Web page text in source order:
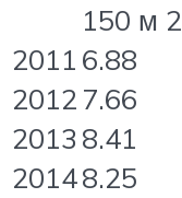
150 м 2
2011 6.88
2012 7.66
2013 8.41
20148.25